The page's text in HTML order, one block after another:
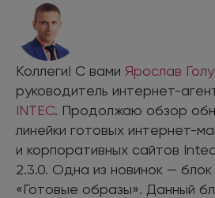
Коллеги! С вами Ярослав
руководитель интернет-
INTEC. Продолжаю обзор
линейки готовых интернет-
и корпоративных сайтов
2.3.0. Одна из новинок — блок
«Готовые образы». Данный